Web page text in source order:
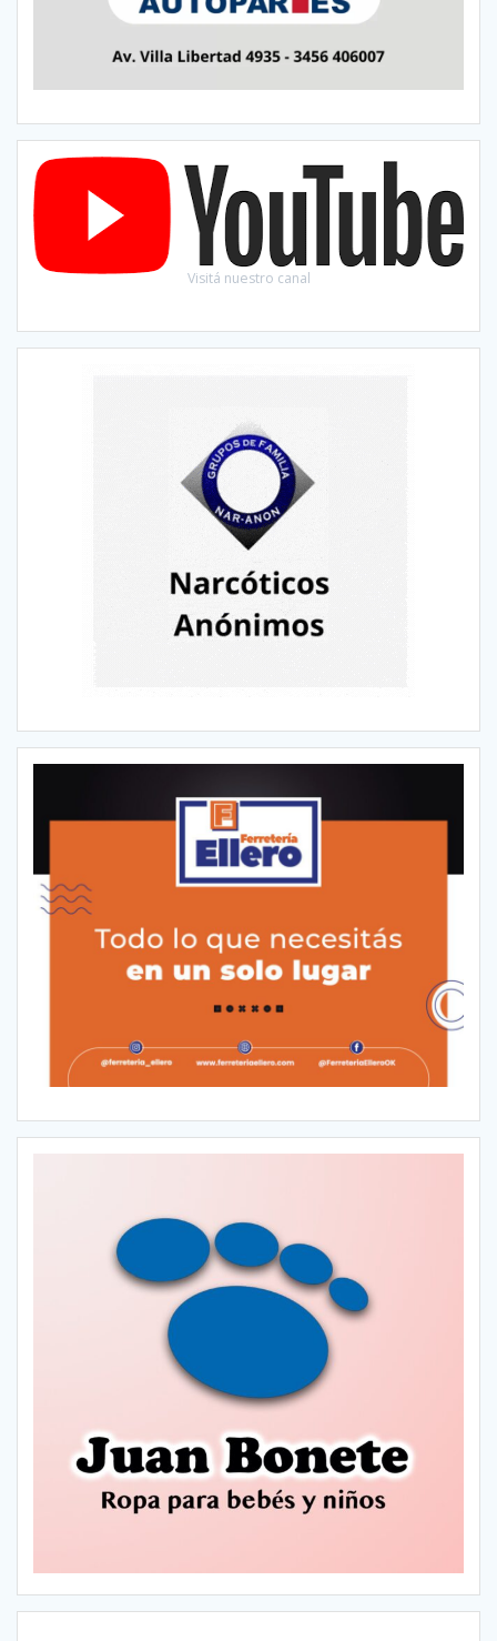
Visitá nuestro canal